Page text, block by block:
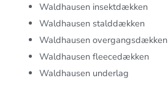
Waldhausen insektdækken
Waldhausen stalddækken
Waldhausen overgangsdækken
Waldhausen fleecedækken
Waldhausen underlag